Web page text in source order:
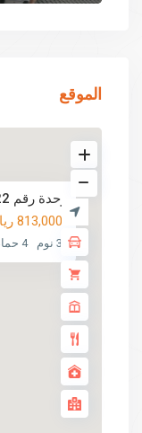
الموقع
وحدة رقم A22 للبيع في مشروع ال...
813,000 ريال
3 نوم 4 حمام